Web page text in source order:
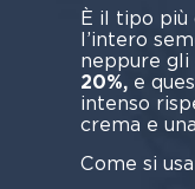
È il tipo
l’intero
neppure gli
20%, e
intenso
crema e
Come si